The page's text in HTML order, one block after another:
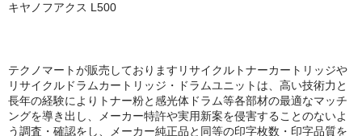
デュプロ duplo
キヤノフアクス L500
テクノマートが販売しておりますリサイクルトナーカートリッジや
リサイクルドラムカートリッジ・ドラムユニットは、高い技術力と
長年の経験によりトナー粉と感光体ドラム等各部材の最適なマッチ
ングを導き出し、メーカー特許や実用新案を侵害することのないよ
う調査・確認をし、メーカー純正品と同等の印字枚数・印字品質を